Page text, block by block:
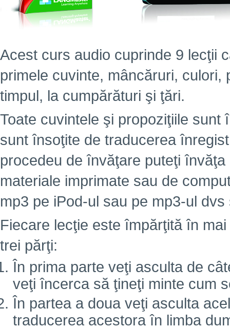
Acest curs audio cuprinde 9 lecţii
primele cuvinte, mâncăruri,
timpul, la cumpărături şi ţări.
Toate cuvintele şi propoziţiile
sunt însoţite de traducerea
procedeu de învăţare puteţi
materiale imprimate sau de
mp3 pe iPod-ul sau pe mp3-ul
Fiecare lecţie este împărţită în
trei părţi:
În prima parte veţi asculta de
veţi încerca să ţineţi minte cum
În partea a doua veţi asculta
traducerea acestora în limba